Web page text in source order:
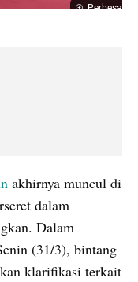
Perbesar
akhirnya muncul di
dalam
Dalam
(31/3), bintang
klarifikasi terkait